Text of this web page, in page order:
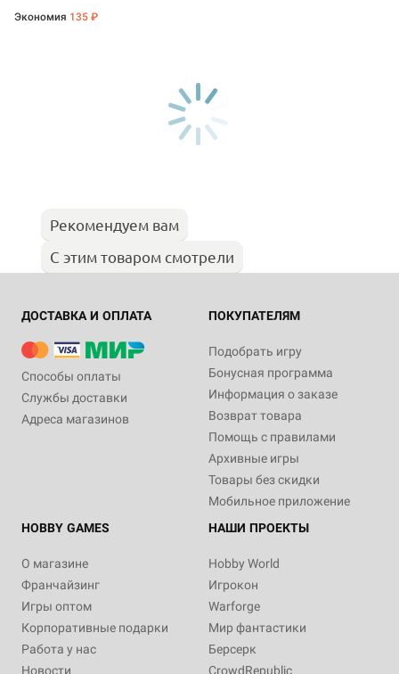
Экономия 135 ₽
Рекомендуем вам
С этим товаром смотрели
ДОСТАВКА И ОПЛАТА
Способы оплаты
Службы доставки
Адреса магазинов
ПОКУПАТЕЛЯМ
Подобрать игру
Бонусная программа
Информация о заказе
Возврат товара
Помощь с правилами
Архивные игры
Товары без скидки
Мобильное приложение
HOBBY GAMES
О магазине
Франчайзинг
Игры оптом
Корпоративные подарки
Работа у нас
Новости
НАШИ ПРОЕКТЫ
Hobby World
Игрокон
Warforge
Мир фантастики
Берсерк
CrowdRepublic